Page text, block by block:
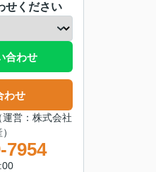
せください
合わせ
わせ
営：株式会社
7954